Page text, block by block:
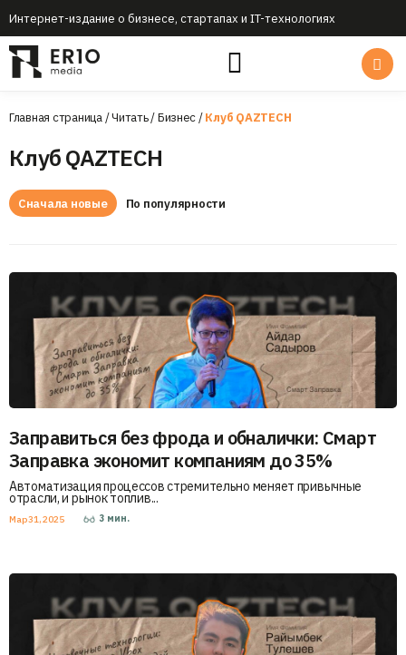
Интернет-издание о бизнесе, стартапах и IT-технологиях
Главная страница/Читать/Бизнес/Клуб QAZTECH
Клуб QAZTECH
Сначала новые По популярности
Заправиться без фрода и обналички: Смарт
Заправка экономит компаниям до 35%
Автоматизация процессов стремительно меняет привычные
отрасли, и рынок топлив...
Мар 31, 2025 3 мин.